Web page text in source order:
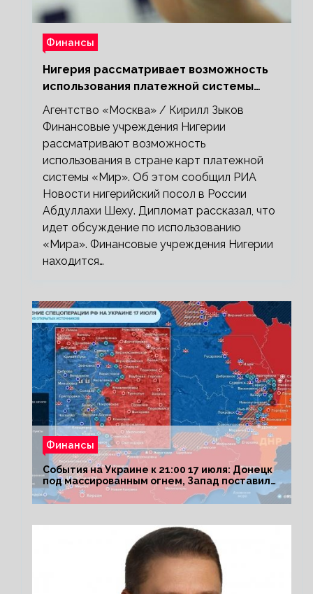
Финансы
Нигерия рассматривает возможность
использования платежной системы
«Мир»
Агентство «Москва» / Кирилл Зыков
Финансовые учреждения Нигерии
рассматривают возможность
использования в стране карт платежной
системы «Мир». Об этом сообщил РИА
Новости нигерийский посол в России
Абдуллахи Шеху. Дипломат рассказал, что
идет обсуждение по использованию
«Мира». Финансовые учреждения Нигерии
находится…
Финансы
События на Украине к 21:00 17 июля: Донецк
под массированным огнем, Запад поставил
Киеву ультиматум